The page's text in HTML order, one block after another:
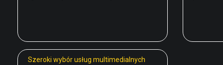
Szeroki wybór usług multimedialnych